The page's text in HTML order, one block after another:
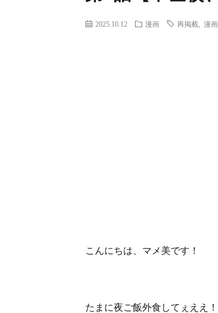
2025.10.12 漫画 再掲載 漫画
こんにちは、マメ美です！
たまに夜ご飯外食してぇええ